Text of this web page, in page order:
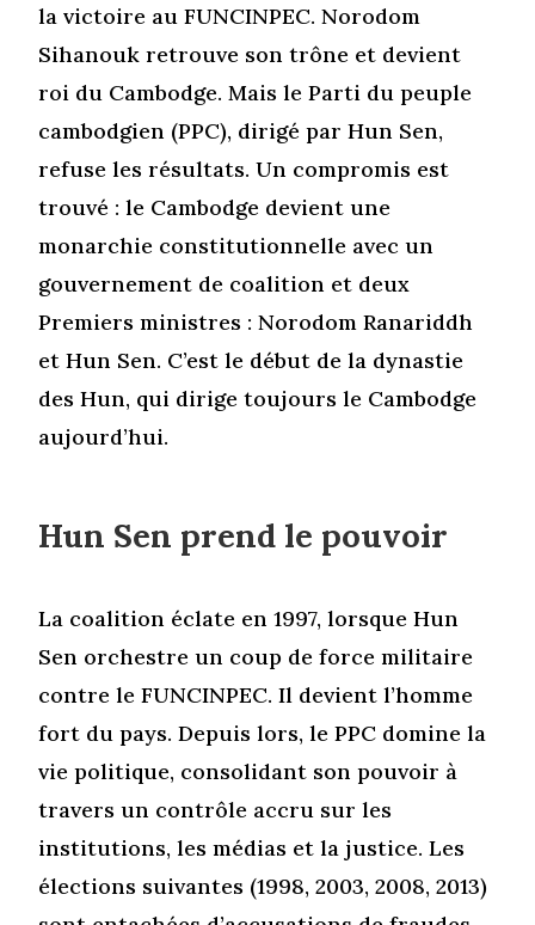
la victoire au FUNCINPEC. Norodom
Sihanouk retrouve son trône et devient
roi du Cambodge. Mais le Parti du peuple
cambodgien (PPC), dirigé par Hun Sen,
refuse les résultats. Un compromis est
trouvé : le Cambodge devient une
monarchie constitutionnelle avec un
gouvernement de coalition et deux
Premiers ministres : Norodom Ranariddh
et Hun Sen. C’est le début de la dynastie
des Hun, qui dirige toujours le Cambodge
aujourd’hui.
Hun Sen prend le pouvoir
La coalition éclate en 1997, lorsque Hun
Sen orchestre un coup de force militaire
contre le FUNCINPEC. Il devient l’homme
fort du pays. Depuis lors, le PPC domine la
vie politique, consolidant son pouvoir à
travers un contrôle accru sur les
institutions, les médias et la justice. Les
élections suivantes (1998, 2003, 2008, 2013)